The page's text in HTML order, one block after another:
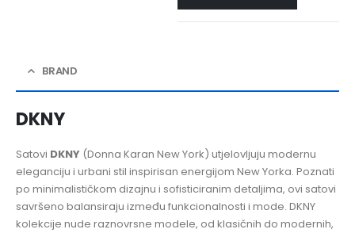
BRAND
DKNY
Satovi DKNY (Donna Karan New York) utjelovljuju modernu
eleganciju i urbani stil inspirisan energijom New Yorka. Poznati
po minimalističkom dizajnu i sofisticiranim detaljima, ovi satovi
savršeno balansiraju između funkcionalnosti i mode. DKNY
kolekcije nude raznovrsne modele, od klasičnih do modernih,